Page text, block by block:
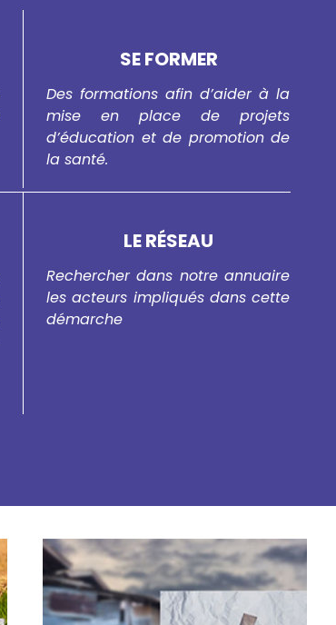
SE FORMER
Des formations afin d’aider à la
mise en place de projets
d’éducation et de promotion de
la santé.
LE RÉSEAU
Rechercher dans notre annuaire
les acteurs impliqués dans cette
démarche